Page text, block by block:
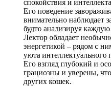
спокойствия и
Его поведение
внимательно наблюдает
будто анализируя каждую
Лектор обладает
энергетикой – рядом с
уюта интеллектуального
Его взгляд глубокий и
грациозны и уверены,
других кошек.